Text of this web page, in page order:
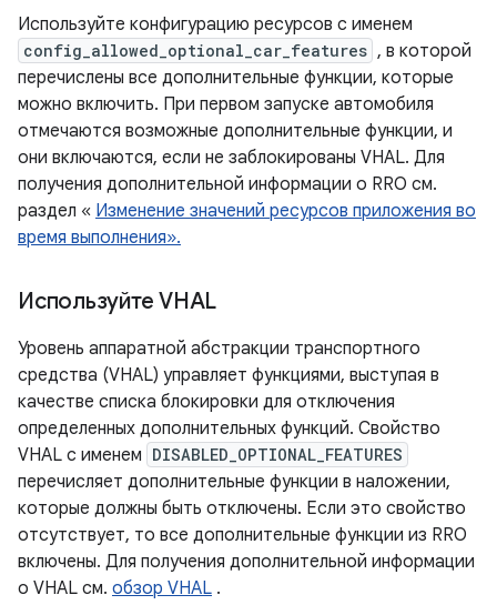
Используйте конфигурацию ресурсов с именем
config_allowed_optional_car_features , в которой
перечислены все дополнительные функции, которые
можно включить. При первом запуске автомобиля
отмечаются возможные дополнительные функции, и
они включаются, если не заблокированы VHAL. Для
получения дополнительной информации о RRO см.
раздел « Изменение значений ресурсов приложения во
время выполнения».
Используйте VHAL
Уровень аппаратной абстракции транспортного
средства (VHAL) управляет функциями, выступая в
качестве списка блокировки для отключения
определенных дополнительных функций. Свойство
VHAL с именем DISABLED_OPTIONAL_FEATURES
перечисляет дополнительные функции в наложении,
которые должны быть отключены. Если это свойство
отсутствует, то все дополнительные функции из RRO
включены. Для получения дополнительной информации
о VHAL см. обзор VHAL .